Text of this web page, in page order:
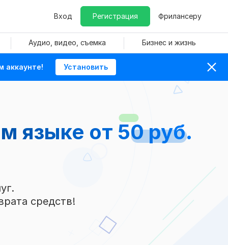
Вход Регистрация Фрилансеру
Аудио, видео, съемка Бизнес и жизнь
аккаунте! Установить
языке от 50 руб.
средств!